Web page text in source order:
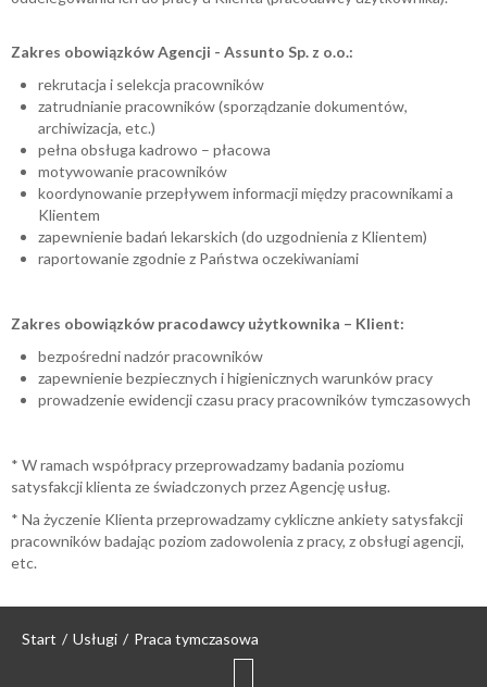
Zakres obowiązków Agencji - Assunto Sp. z o.o.:
rekrutacja i selekcja pracowników
zatrudnianie pracowników (sporządzanie dokumentów,
archiwizacja, etc.)
pełna obsługa kadrowo – płacowa
motywowanie pracowników
koordynowanie przepływem informacji między pracownikami a
Klientem
zapewnienie badań lekarskich (do uzgodnienia z Klientem)
raportowanie zgodnie z Państwa oczekiwaniami
Zakres obowiązków pracodawcy użytkownika – Klient:
bezpośredni nadzór pracowników
zapewnienie bezpiecznych i higienicznych warunków pracy
prowadzenie ewidencji czasu pracy pracowników tymczasowych
* W ramach współpracy przeprowadzamy badania poziomu
satysfakcji klienta ze świadczonych przez Agencję usług.
* Na życzenie Klienta przeprowadzamy cykliczne ankiety satysfakcji
pracowników badając poziom zadowolenia z pracy, z obsługi agencji,
etc.
Start / Usługi / Praca tymczasowa